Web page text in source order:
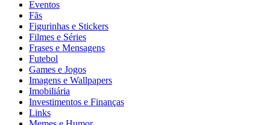
Eventos
Fãs
Figurinhas e Stickers
Filmes e Séries
Frases e Mensagens
Futebol
Games e Jogos
Imagens e Wallpapers
Imobiliária
Investimentos e Finanças
Links